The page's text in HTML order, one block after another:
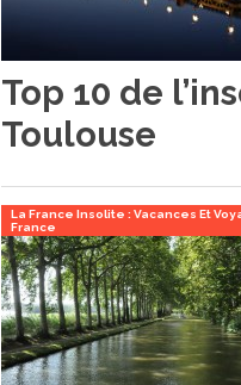
Top 10 de
Toulouse
La France Insolite : Vacances Et
France